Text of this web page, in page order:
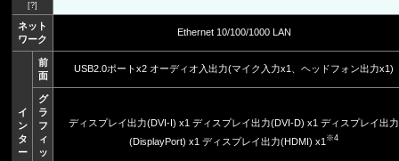
[?]
ネット
ワーク
Ethernet 10/100/1000 LAN
イ
ン
タ
ー
前
面
USB2.0ポートx2 オーディオ入出力(マイク入力x1、ヘッドフォン出力x1)
グ
ラ
フ
ィ
ッ
ディスプレイ出力(DVI-I) x1 ディスプレイ出力(DVI-D) x1 ディスプレイ出力
(DisplayPort) x1 ディスプレイ出力(HDMI) x1 ※4